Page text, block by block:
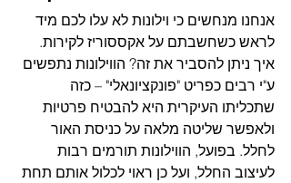
אנחנו מנחשים כי וילונות לא עלו לכם מיד
לראש כשחשבתם על אקססוריז לקירות.
איך ניתן להסביר את זה? הווילונות נתפשים
ע"י רבים כפריט "פונקציונאלי" – כזה
שתכליתו העיקרית היא להבטיח פרטיות
ולאפשר שליטה מלאה על כניסת האור
לחלל. בפועל, הווילונות תורמים רבות
לעיצוב החלל, ועל כן ראוי לכלול אותם תחת